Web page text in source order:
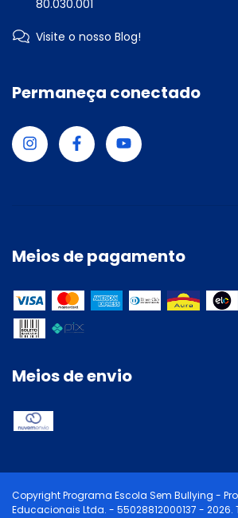
80.030.001
Visite o nosso Blog!
Permaneça conectado
Meios de pagamento
Meios de envio
Copyright Programa Escola Sem Bullying -
Educacionais Ltda. - 55028812000137 - 2026.